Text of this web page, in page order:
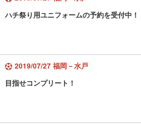
ハチ祭り用ユニフォームの予約を受付中！
2019/07/27 福岡－水戸
目指せコンプリート！